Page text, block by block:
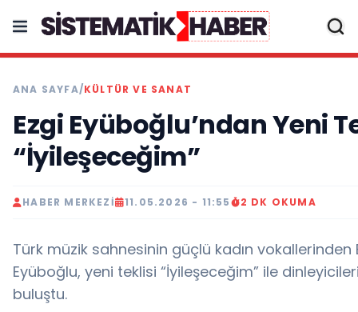
ANA SAYFA/KÜLTÜR VE SANAT
Ezgi Eyüboğlu’ndan Yeni
“İyileşeceğim”
HABER MERKEZI 11.05.2026 - 11:55 2 DK OKUMA
Türk müzik sahnesinin güçlü kadın vokallerinden
Eyüboğlu, yeni teklisi “İyileşeceğim” ile
buluştu.